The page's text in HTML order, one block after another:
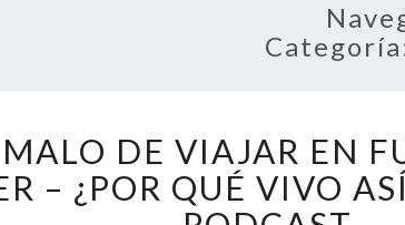
MALO
DE
VIAJAR
DE VIAJAR EN
– ¿POR QUÉ VIVO